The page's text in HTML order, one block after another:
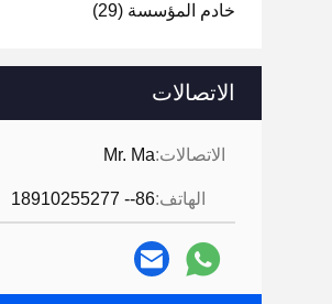
خادم المؤسسة (29)
الاتصالات
الاتصالات:Mr. Ma
الهاتف:86-- 18910255277